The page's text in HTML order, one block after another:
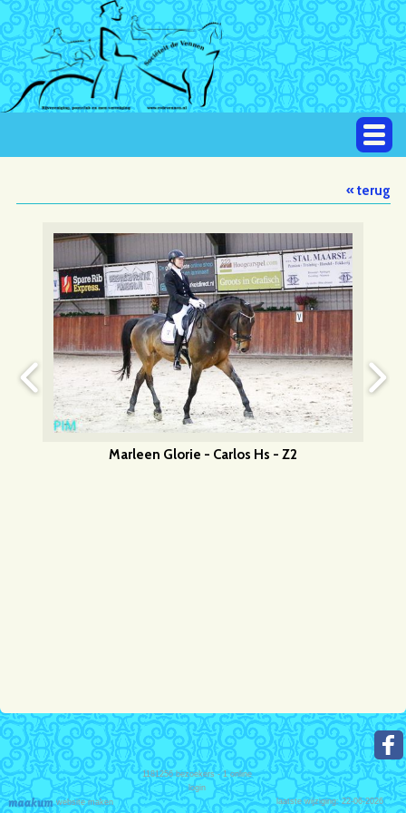
« terug
Marleen Glorie - Carlos Hs - Z2
website maken
1181256bezoekers - 1 online
login
laatste wijziging: 22-06-2026